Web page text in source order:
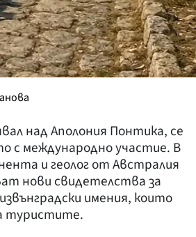
ВРЕМЕТО
над Аполония Понтика, се
с международно участие. В
и геолог от Австралия
нови свидетелства за
имения, които
туристите.